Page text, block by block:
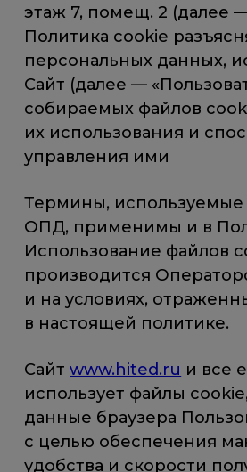
этаж 7, помещ. 2 (далее
Политика cookie
персональных данных,
Сайт (далее —
собираемых файлов
их использования и
управления ими
Термины, используемые
ОПД, применимы и в
Использование файлов
производится
и на условиях,
в настоящей политике.
Сайтwww.hited.ru и все
использует файлы
данные браузера
с целью обеспечения
удобства и скорости